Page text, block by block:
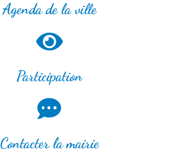
Agenda de la ville
Participation
Contacter la mairie